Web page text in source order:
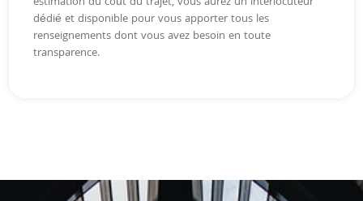
dédié et disponible pour vous apporter tous les
renseignements dont vous avez besoin en toute
transparence.